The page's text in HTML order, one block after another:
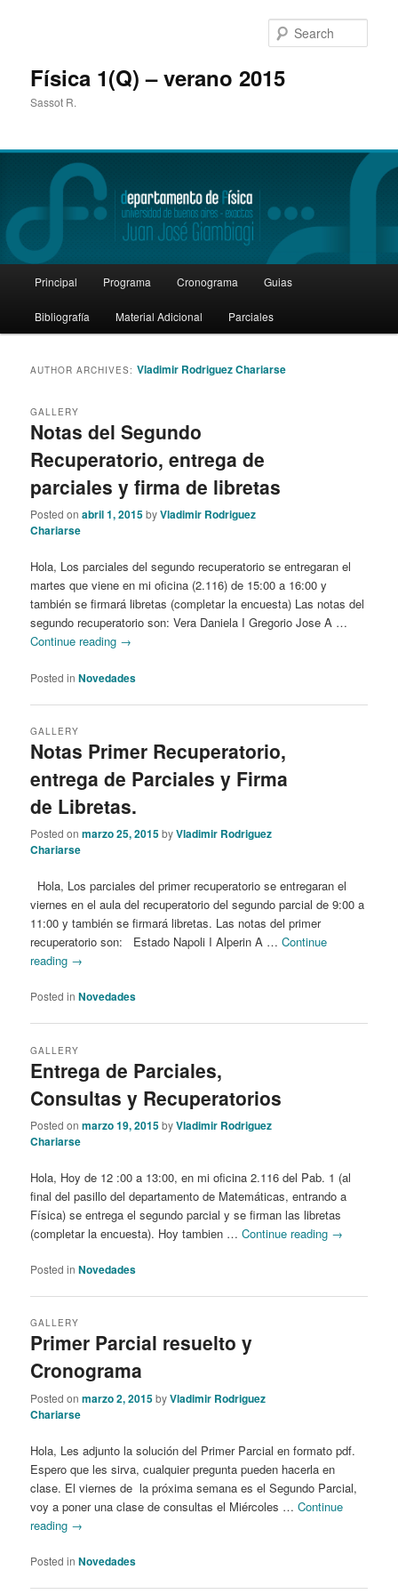
Física 1(Q) – verano 2015
Sassot R.
Skip
to
Skip
to
Principal Programa Cronograma Guias
Bibliografía Material Adicional Parciales
AUTHOR ARCHIVES:Vladimir Rodriguez Chariarse
Notas del Segundo
Recuperatorio, entrega de
parciales y firma de libretas
GALLERY
Posted onabril 1, 2015byVladimir Rodriguez
Chariarse
Hola, Los parciales del segundo recuperatorio se entregaran el
martes que viene en mi oficina (2.116) de 15:00 a 16:00 y
también se firmará libretas (completar la encuesta) Las notas del
segundo recuperatorio son: Vera Daniela I Gregorio Jose A …
Continue reading →
Posted in Novedades
Notas Primer Recuperatorio,
entrega de Parciales y Firma
de Libretas.
GALLERY
Posted onmarzo 25, 2015byVladimir Rodriguez
Chariarse
Hola, Los parciales del primer recuperatorio se entregaran el
viernes en el aula del recuperatorio del segundo parcial de 9:00 a
11:00 y también se firmará libretas. Las notas del primer
recuperatorio son: Estado Napoli I Alperin A …Continue
reading →
Posted in Novedades
Entrega de Parciales,
Consultas y Recuperatorios
GALLERY
Posted onmarzo 19, 2015byVladimir Rodriguez
Chariarse
Hola, Hoy de 12 :00 a 13:00, en mi oficina 2.116 del Pab. 1 (al
final del pasillo del departamento de Matemáticas, entrando a
Física) se entrega el segundo parcial y se firman las libretas
(completar la encuesta). Hoy tambien …Continue reading →
Posted in Novedades
Primer Parcial resuelto y
Cronograma
GALLERY
Posted onmarzo 2, 2015byVladimir Rodriguez
Chariarse
Hola, Les adjunto la solución del Primer Parcial en formato pdf.
Espero que les sirva, cualquier pregunta pueden hacerla en
clase. El viernes de la próxima semana es el Segundo Parcial,
voy a poner una clase de consultas el Miércoles …Continue
reading →
Posted in Novedades